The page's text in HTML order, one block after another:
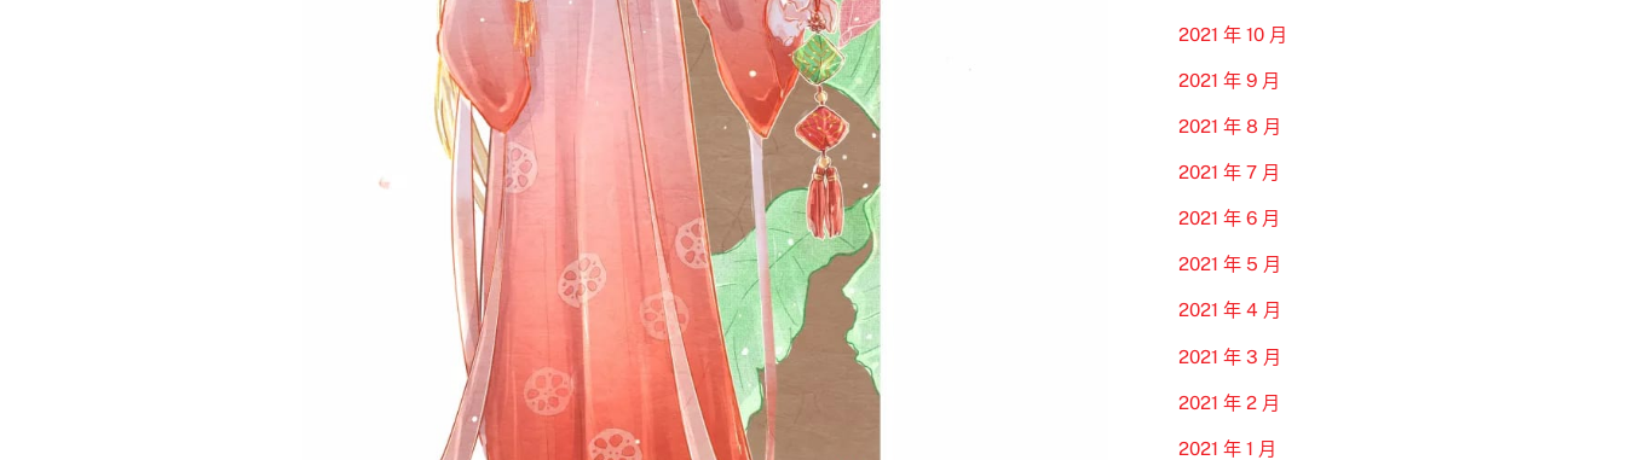
2021 年 10 月
2021 年 9 月
2021 年 8 月
2021 年 7 月
2021 年 6 月
2021 年 5 月
2021 年 4 月
2021 年 3 月
2021 年 2 月
2021 年 1 月